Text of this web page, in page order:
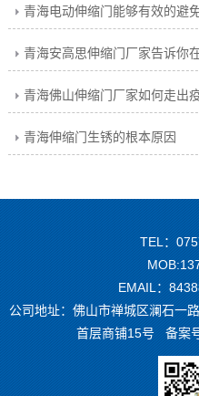
青海佛山伸缩门厂家如何走出
青海伸缩门生锈的根本原因
TEL：
EMAIL：
公司地址：佛山市禅城区澜石一
首层商铺15号 备案